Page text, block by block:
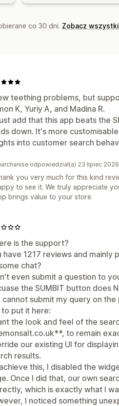
co 30 dni. Zobacz
teething problems, but
K, Yuriy A, and Madina R.
add that this app beats the
down. It's more
into customer search
odpowiedział(a) 23 lipiec 2026
you very much for this kind
to see it. We truly appreciate
brings value to your store.
is the support?
have 1217 reviews and mainly
chat?
even submit a question to
the SUMBIT button does
cannot submit my query on
put it here:
the look and feel of the
to remain
our existing UI for
results.
this, I disabled the
Once I did that, our own
which is exactly what I
I noticed something